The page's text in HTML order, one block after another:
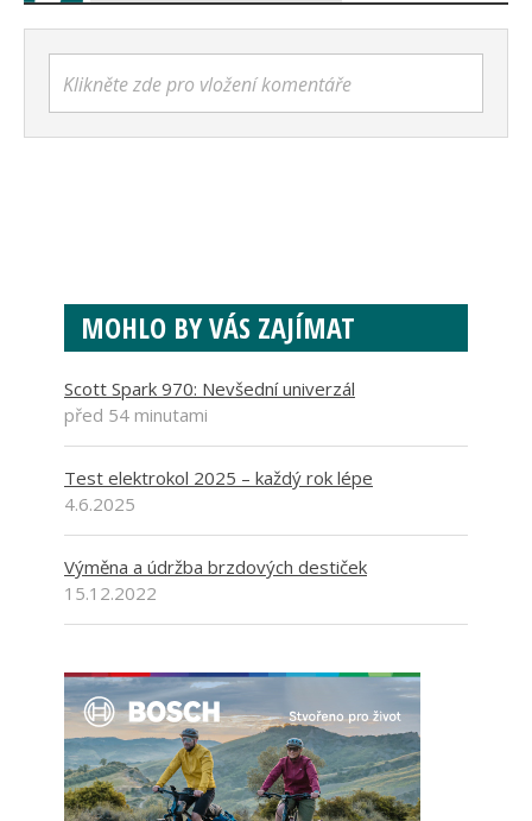
Klikněte zde pro vložení komentáře
MOHLO BY VÁS ZAJÍMAT
Scott Spark 970: Nevšední univerzál
před 54 minutami
Test elektrokol 2025 – každý rok lépe
4.6.2025
Výměna a údržba brzdových destiček
15.12.2022